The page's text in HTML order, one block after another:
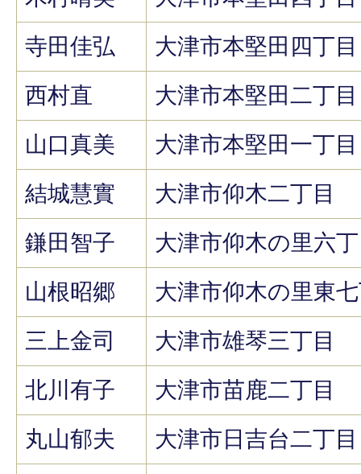
寺田佳弘
大津市本堅田四丁目
西村直
大津市本堅田二丁目
山口真美
大津市本堅田一丁目
結城慧實
大津市仰木二丁目
鎌田智子
大津市仰木の里六
山根昭郷
大津市仰木の里東
三上金司
大津市雄琴三丁目
北川有子
大津市苗鹿二丁目
丸山郁夫
大津市日吉台二丁目